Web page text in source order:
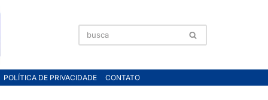
POLÍTICA DE PRIVACIDADE CONTATO